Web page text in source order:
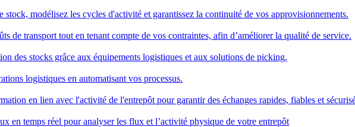
stock, modélisez les cycles d'activité et garantissez la continuité de vos approvisionnements.
de transport tout en tenant compte de vos contraintes, afin d’améliorer la qualité de service.
des stocks grâce aux équipements logistiques et aux solutions de picking.
logistiques en automatisant vos processus.
en lien avec l'activité de l'entrepôt pour garantir des échanges rapides, fiables et
en temps réel pour analyser les flux et l’activité physique de votre entrepôt